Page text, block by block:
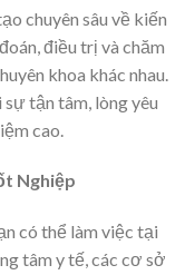
chuyên sâu về kiến
điều trị và chăm
khoa khác nhau.
tận tâm, lòng yêu
cao.
Nghiệp
có thể làm việc tại
tâm y tế, các cơ sở